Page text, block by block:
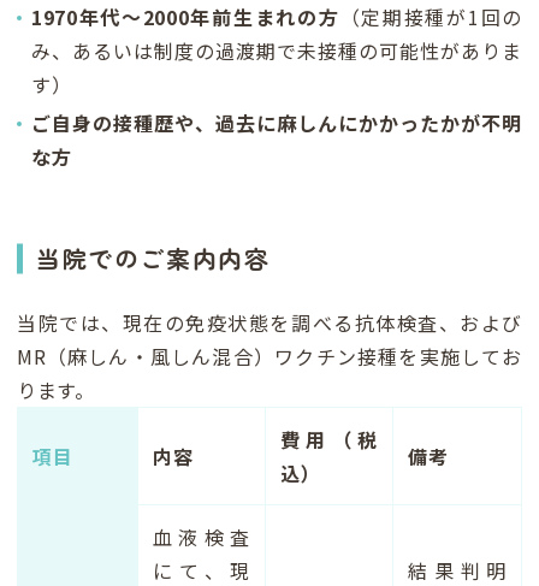
1970年代〜2000年前生まれの方 （定期接種が1回の
み、あるいは制度の過渡期で未接種の可能性がありま
す）
ご自身の接種歴や、過去に麻しんにかかったかが不明
な方
当院でのご案内内容
当院では、現在の免疫状態を調べる抗体検査、および
MR（麻しん・風しん混合）ワクチン接種を実施してお
ります。
項目 内容
費用（税
込）
備考
血液検査
にて、現
結果判明